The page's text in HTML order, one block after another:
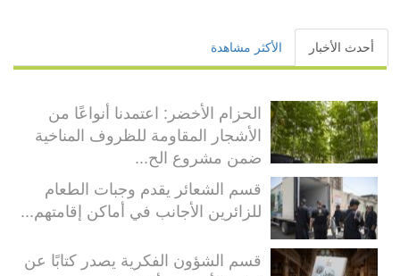
أحدث الأخبار الأكثر مشاهدة
الحزام الأخضر: اعتمدنا أنواعًا من
الأشجار المقاومة للظروف المناخية
ضمن مشروع الح...
قسم الشعائر يقدم وجبات الطعام
للزائرين الأجانب في أماكن إقامتهم...
قسم الشؤون الفكرية يصدر كتابًا عن